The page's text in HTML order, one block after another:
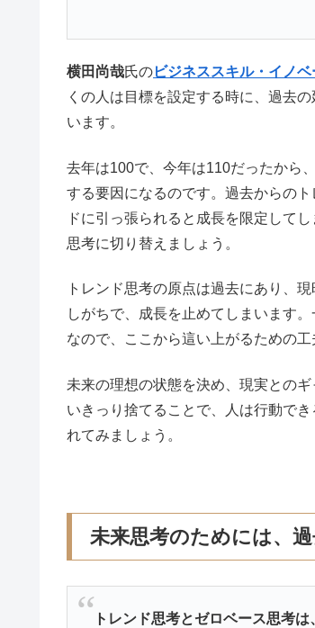
横田尚哉氏のビジネススキル・イノ
くの人は目標を設定する時に、過去
います。
去年は100で、今年は110だったから
する要因になるのです。過去からの
ドに引っ張られると成長を限定して
思考に切り替えましょう。
トレンド思考の原点は過去にあり、
しがちで、成長を止めてしまいます
なので、ここから這い上がるための工
未来の理想の状態を決め、現実との
いきっり捨てることで、人は行動で
れてみましょう。
未来思考のためには、
トレンド思考とゼロベース思考